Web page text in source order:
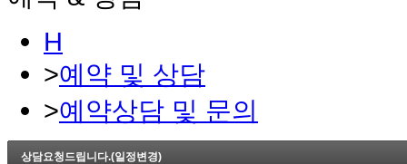
H
>예약 및 상담
>예약상담 및 문의
상담요청드립니다.(일정변경)